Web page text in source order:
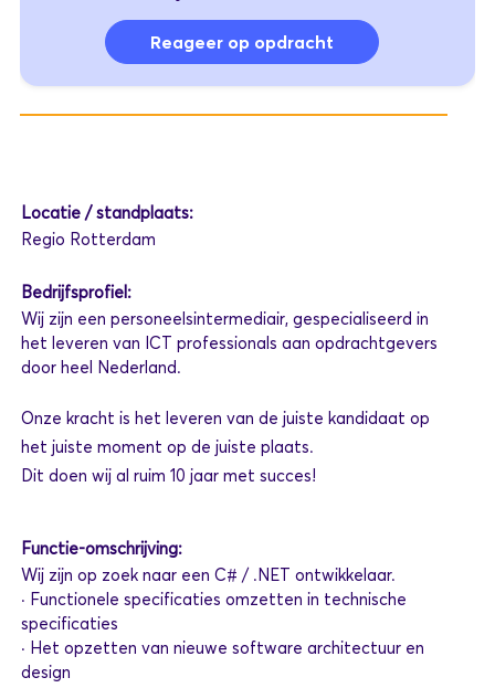
Reageer op opdracht
Locatie / standplaats:
Regio Rotterdam
Bedrijfsprofiel:
Wij zijn een personeelsintermediair, gespecialiseerd in
het leveren van ICT professionals aan opdrachtgevers
door heel Nederland.
Onze kracht is het leveren van de juiste kandidaat op
het juiste moment op de juiste plaats.
Dit doen wij al ruim 10 jaar met succes!
Functie-omschrijving:
Wij zijn op zoek naar een C# / .NET ontwikkelaar.
· Functionele specificaties omzetten in technische
specificaties
· Het opzetten van nieuwe software architectuur en
design